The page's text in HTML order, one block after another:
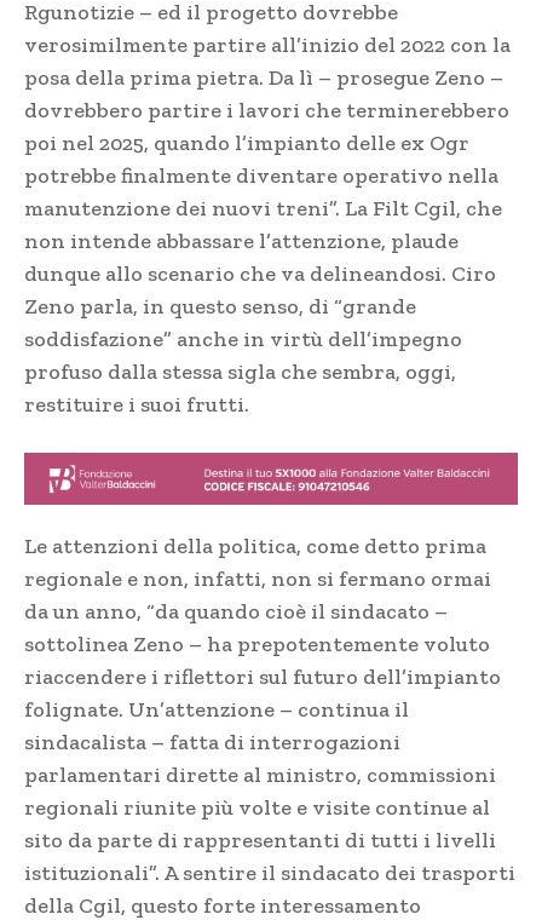
Rgunotizie – ed il progetto dovrebbe
verosimilmente partire all’inizio del 2022 con la
posa della prima pietra. Da lì – prosegue Zeno –
dovrebbero partire i lavori che terminerebbero
poi nel 2025, quando l’impianto delle ex Ogr
potrebbe finalmente diventare operativo nella
manutenzione dei nuovi treni”. La Filt Cgil, che
non intende abbassare l’attenzione, plaude
dunque allo scenario che va delineandosi. Ciro
Zeno parla, in questo senso, di “grande
soddisfazione” anche in virtù dell’impegno
profuso dalla stessa sigla che sembra, oggi,
restituire i suoi frutti.
Le attenzioni della politica, come detto prima
regionale e non, infatti, non si fermano ormai
da un anno, “da quando cioè il sindacato –
sottolinea Zeno – ha prepotentemente voluto
riaccendere i riflettori sul futuro dell’impianto
folignate. Un’attenzione – continua il
sindacalista – fatta di interrogazioni
parlamentari dirette al ministro, commissioni
regionali riunite più volte e visite continue al
sito da parte di rappresentanti di tutti i livelli
istituzionali”. A sentire il sindacato dei trasporti
della Cgil, questo forte interessamento